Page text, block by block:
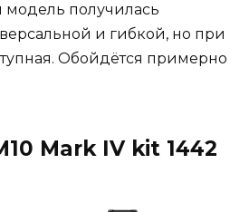
получилась
и гибкой, но при
Обойдётся примерно
Mark IV kit 1442